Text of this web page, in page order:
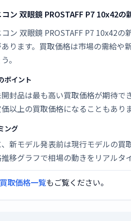
ン 双眼鏡 PROSTAFF P7 10x42の
ン 双眼鏡 PROSTAFF P7 10x42
ります。買取価格は市場の需給
。
ポイント
封品は最も高い買取価格が期待で
以上の買取価格になることもあり
ング
新モデル発表前は現行モデルの買
移グラフで相場の動きをリアルタ
取価格一覧もご覧ください。